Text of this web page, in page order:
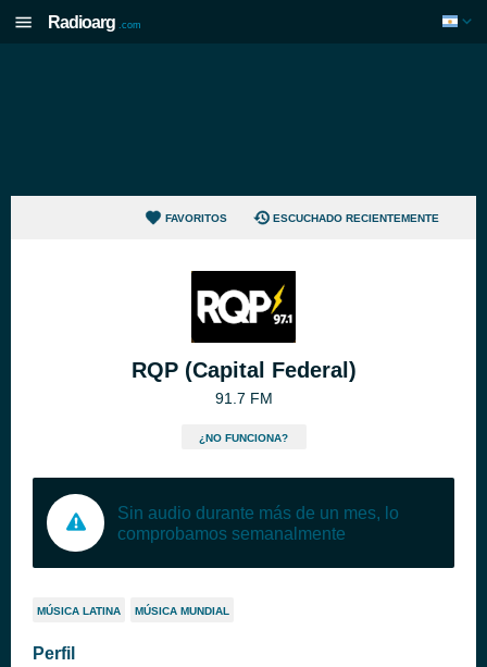
Radioarg .com
FAVORITOS ESCUCHADO RECIENTEMENTE
RQP (Capital Federal)
91.7 FM
¿NO FUNCIONA?
Sin audio durante más de un mes, lo
comprobamos semanalmente
MÚSICA LATINA MÚSICA MUNDIAL
Perfil